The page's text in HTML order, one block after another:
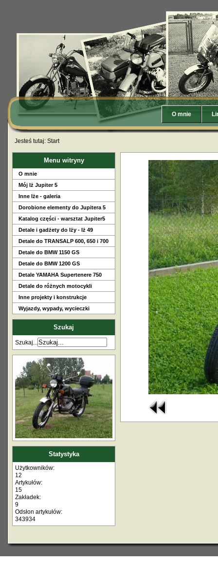
O mnie
Jesteś tutaj: Start
Menu witryny
O mnie
Mój Iż Jupiter 5
Inne Iże - galeria
Dorobione elementy do Jupitera 5
Katalog części - warsztat Jupiter5
Detale i gadżety do Iży - Iż 49
Detale do TRANSALP 600, 650 i 700
Detale do BMW 1150 GS
Detale do BMW 1200 GS
Detale YAMAHA Supertenere 750
Detale do różnych motocykli
Inne projekty i konstrukcje
Wyjazdy, wypady, wycieczki
Szukaj
Szukaj...
Statystyka
Użytkowników:
12
Artykułów:
15
Zakładek:
9
Odsłon artykułów:
343934